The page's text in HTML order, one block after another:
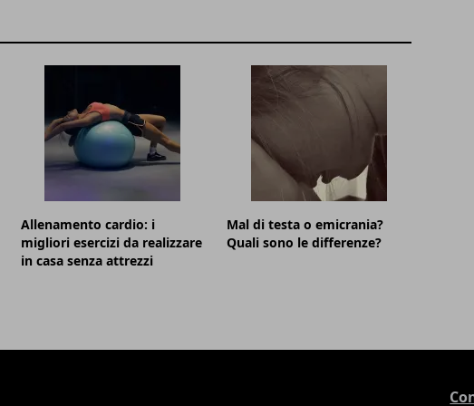
Allenamento cardio: i
migliori esercizi da realizzare
in casa senza attrezzi
Mal di testa o emicrania?
Quali sono le differenze?